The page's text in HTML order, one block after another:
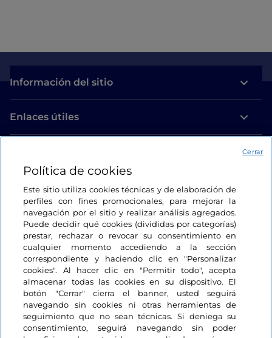
Información del sitio
Enlaces útiles
Estamos en contacto
Política de cookies
Este sitio utiliza cookies técnicas y de elaboración de
perfiles con fines promocionales, para mejorar la
navegación por el sitio y realizar análisis agregados.
Puede decidir qué cookies (divididas por categorías)
prestar, rechazar o revocar su consentimiento en
cualquier momento accediendo a la sección
correspondiente y haciendo clic en "Personalizar
cookies". Al hacer clic en "Permitir todo", acepta
almacenar todas las cookies en su dispositivo. El
botón "Cerrar" cierra el banner, usted seguirá
navegando sin cookies ni otras herramientas de
seguimiento que no sean técnicas. Si deniega su
consentimiento, seguirá navegando sin poder
Cerrar